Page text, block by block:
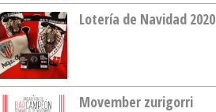
Lotería de Navidad 2020
Movember zurigorri